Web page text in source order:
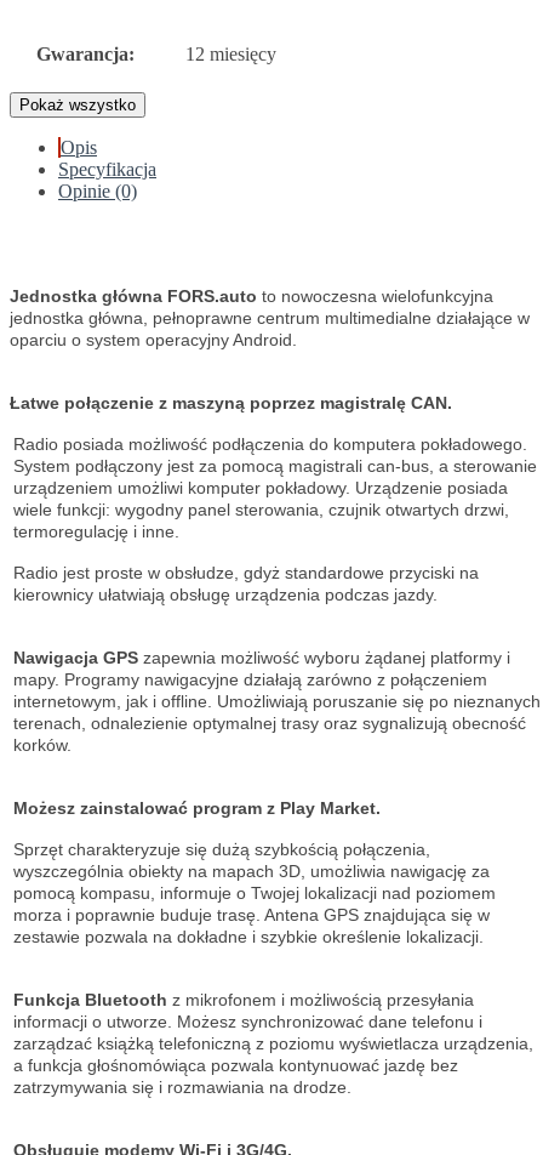
Gwarancja: 12 miesięcy
Pokaż wszystko
Opis
Specyfikacja
Opinie (0)
Jednostka główna FORS.auto to nowoczesna wielofunkcyjna
jednostka główna, pełnoprawne centrum multimedialne działające w
oparciu o system operacyjny Android.
Łatwe połączenie z maszyną poprzez magistralę CAN.
Radio posiada możliwość podłączenia do komputera pokładowego.
System podłączony jest za pomocą magistrali can-bus, a sterowanie
urządzeniem umożliwi komputer pokładowy. Urządzenie posiada
wiele funkcji: wygodny panel sterowania, czujnik otwartych drzwi,
termoregulację i inne.
Radio jest proste w obsłudze, gdyż standardowe przyciski na
kierownicy ułatwiają obsługę urządzenia podczas jazdy.
Nawigacja GPS zapewnia możliwość wyboru żądanej platformy i
mapy. Programy nawigacyjne działają zarówno z połączeniem
internetowym, jak i offline. Umożliwiają poruszanie się po nieznanych
terenach, odnalezienie optymalnej trasy oraz sygnalizują obecność
korków.
Możesz zainstalować program z Play Market.
Sprzęt charakteryzuje się dużą szybkością połączenia,
wyszczególnia obiekty na mapach 3D, umożliwia nawigację za
pomocą kompasu, informuje o Twojej lokalizacji nad poziomem
morza i poprawnie buduje trasę. Antena GPS znajdująca się w
zestawie pozwala na dokładne i szybkie określenie lokalizacji.
Funkcja Bluetooth z mikrofonem i możliwością przesyłania
informacji o utworze. Możesz synchronizować dane telefonu i
zarządzać książką telefoniczną z poziomu wyświetlacza urządzenia,
a funkcja głośnomówiąca pozwala kontynuować jazdę bez
zatrzymywania się i rozmawiania na drodze.
Obsługuje modemy Wi-Fi i 3G/4G.